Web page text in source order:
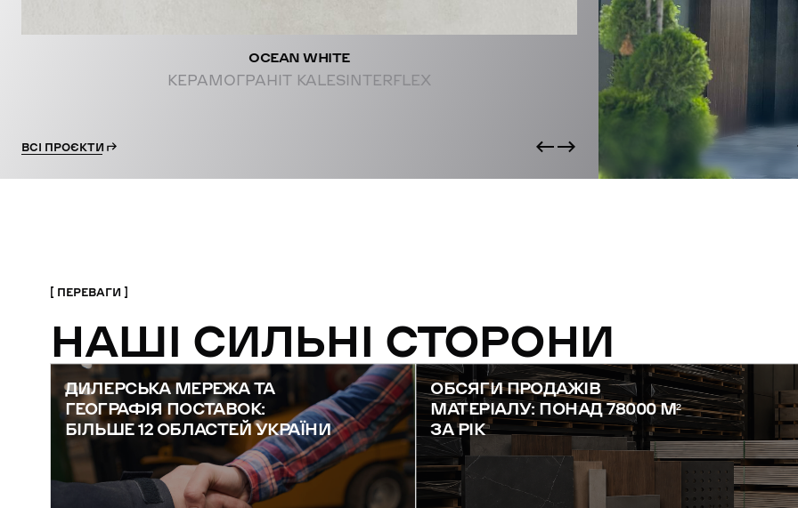
OCEAN WHITE
КЕРАМОГРАНІТ KALESINTERFLEX
ВСІ ПРОЄКТИ
ПЕРЕВАГИ
НАШІ СИЛЬНІ СТОРОНИ
ДИЛЕРСЬКА МЕРЕЖА ТА
ГЕОГРАФІЯ ПОСТАВОК:
БІЛЬШЕ 12 ОБЛАСТЕЙ УКРАЇНИ
ОБСЯГИ ПРОДАЖІВ
МАТЕРІАЛУ: ПОНАД 78000 М²
ЗА РІК